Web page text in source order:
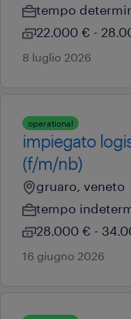
tempo
22.000 € -
8 luglio 2026
operational
impiegato
(f/m/nb)
gruaro, veneto
tempo
28.000 € -
16 giugno 2026